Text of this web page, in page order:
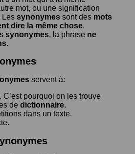
mot, ou une signification
Les synonymes sont des mots
dire la même chose.
synonymes, la phrase ne
.
servent à:
C’est pourquoi on les trouve
de dictionnaire.
dans un texte.